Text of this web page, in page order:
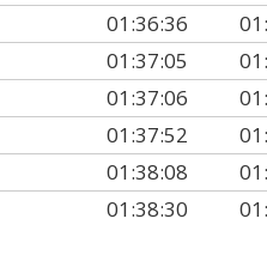
01:36:36
01:37:05
01:37:06
01:37:52
01:38:08
01:38:30